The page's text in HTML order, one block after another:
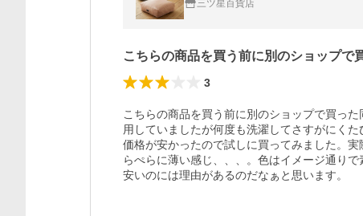
三ツ星百貨店
こちらの商品を買う前に別のショップで
3
こちらの商品を買う前に別のショップで買っ
用していましたが何度も洗濯してさすがにく
価格が安かったので試しに買ってみました。
らぺらに薄い感じ、、、。色はイメージ通り
安いのには理由があるのだなぁと思います。